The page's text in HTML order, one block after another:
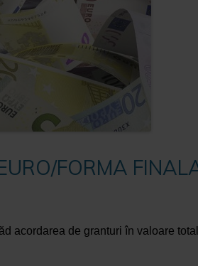
FORMA
acordarea de granturi în valoare